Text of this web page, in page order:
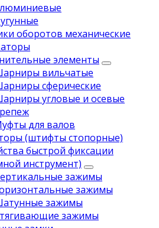
оборотов механические
элементы
вильчатые
сферические
угловые и осевые
для валов
(штифты стопорные)
быстрой фиксации
инструмент)
зажимы
зажимы
зажимы
зажимы